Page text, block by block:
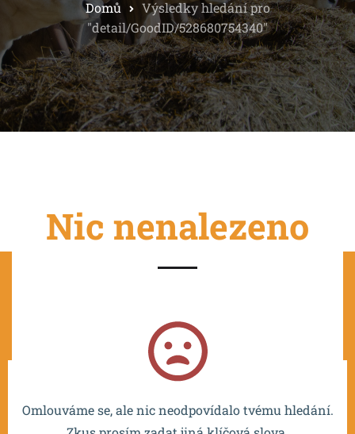
Domů
Výsledky hledání pro
"detail/GoodID/528680754340"
Nic nenalezeno
Omlouváme se, ale nic neodpovídalo tvému hledání.